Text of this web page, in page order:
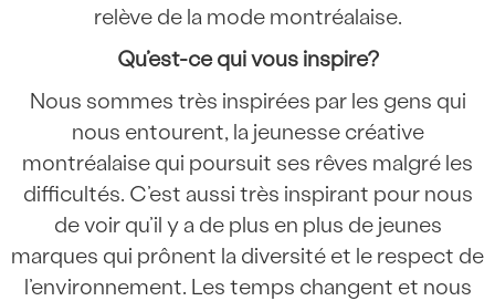
relève de la mode montréalaise.
Qu’est-ce qui vous inspire?
Nous sommes très inspirées par les gens qui
nous entourent, la jeunesse créative
montréalaise qui poursuit ses rêves malgré les
difficultés. C’est aussi très inspirant pour nous
de voir qu’il y a de plus en plus de jeunes
marques qui prônent la diversité et le respect de
l’environnement. Les temps changent et nous